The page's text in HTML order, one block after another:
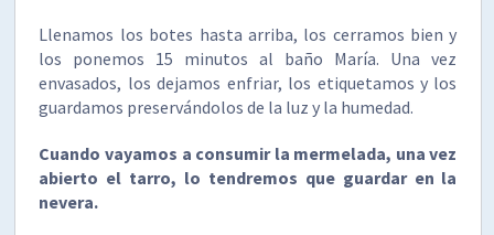
Llenamos los botes hasta arriba, los cerramos bien y
los ponemos 15 minutos al baño María. Una vez
envasados, los dejamos enfriar, los etiquetamos y los
guardamos preservándolos de la luz y la humedad.
Cuando vayamos a consumir la mermelada, una vez
abierto el tarro, lo tendremos que guardar en la
nevera.